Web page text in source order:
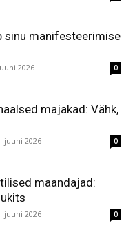
sinu manifesteerimise
2026 0
majakad: Vähk,
juuni 2026 0
maandajad:
juuni 2026 0